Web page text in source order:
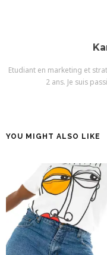
Etudiant en marketing et
2 ans. Je suis
YOU MIGHT ALSO LIKE